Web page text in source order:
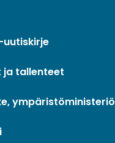
uutiskirje
ja tallenteet
ympäristöministeriö